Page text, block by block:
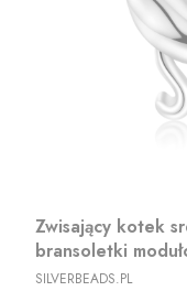
Zwisający kotek
bransoletki
PRODUCENT
SILVERBEADS.PL